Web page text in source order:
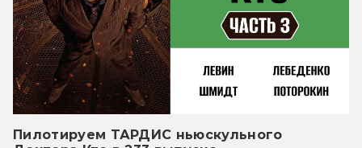
Пилотируем ТАРДИС ньюскульного